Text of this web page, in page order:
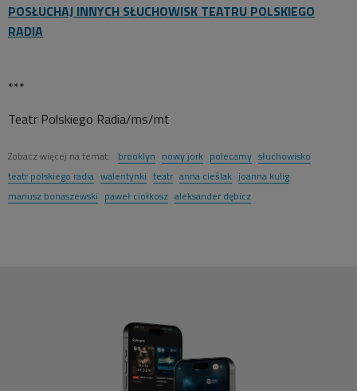
POSŁUCHAJ INNYCH SŁUCHOWISK TEATRU POLSKIEGO
RADIA
***
Teatr Polskiego Radia/ms/mt
Zobacz więcej na temat: brooklyn nowy jork polecamy słuchowisko
teatr polskiego radia walentynki teatr anna cieślak joanna kulig
mariusz bonaszewski paweł ciołkosz aleksander dębicz